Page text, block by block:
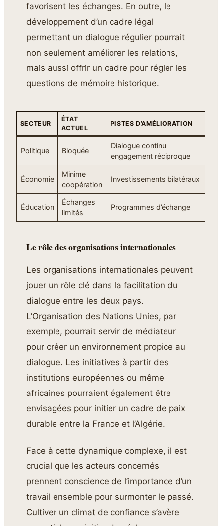
favorisent les échanges. En outre, le
développement d’un cadre légal
permettant un dialogue régulier pourrait
non seulement améliorer les relations,
mais aussi offrir un cadre pour régler les
questions de mémoire historique.
SECTEUR
ÉTAT
ACTUEL
PISTES D’AMÉLIORATION
Politique Bloquée
Dialogue continu,
engagement réciproque
Économie
Minime
coopération
Investissements bilatéraux
Éducation
Échanges
limités
Programmes d’échange
Le rôle des organisations internationales
Les organisations internationales peuvent
jouer un rôle clé dans la facilitation du
dialogue entre les deux pays.
L’Organisation des Nations Unies, par
exemple, pourrait servir de médiateur
pour créer un environnement propice au
dialogue. Les initiatives à partir des
institutions européennes ou même
africaines pourraient également être
envisagées pour initier un cadre de paix
durable entre la France et l’Algérie.
Face à cette dynamique complexe, il est
crucial que les acteurs concernés
prennent conscience de l’importance d’un
travail ensemble pour surmonter le passé.
Cultiver un climat de confiance s’avère